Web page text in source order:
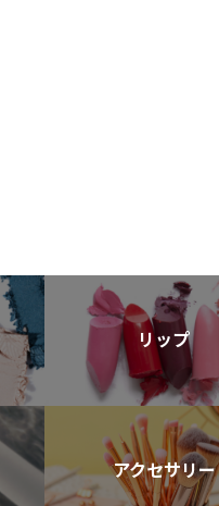
リップ
アクセサリー